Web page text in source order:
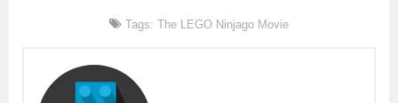
Tags: The LEGO Ninjago Movie